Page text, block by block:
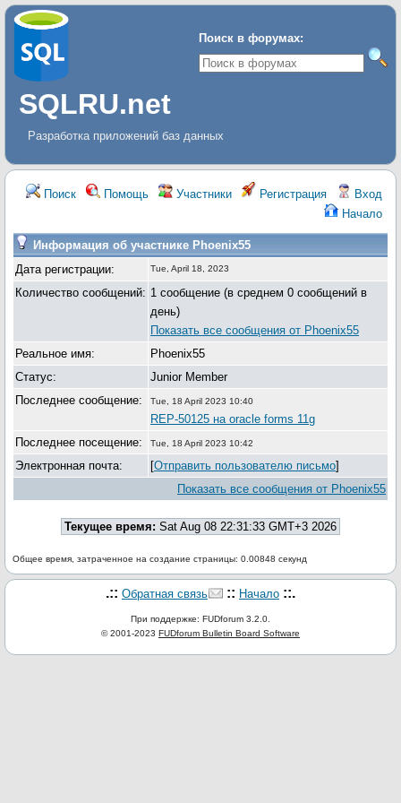
Поиск в форумах:
SQLRU.net
Разработка приложений баз данных
Поиск Помощь Участники Регистрация
Вход
Начало
Информация об участнике Phoenix55
Дата регистрации:
Tue, April 18, 2023
Количество сообщений: 1 сообщение (в среднем 0 сообщений в
день)
Показать все сообщения от Phoenix55
Реальное имя:
Phoenix55
Статус:
Junior Member
Последнее сообщение:
Tue, 18 April 2023 10:40
REP-50125 на oracle forms 11g
Последнее посещение:
Tue, 18 April 2023 10:42
Электронная почта: [Отправить пользователю письмо]
Показать все сообщения от Phoenix55
Текущее время: Sat Aug 08 22:31:33 GMT+3 2026
Общее время, затраченное на создание страницы: 0.00848 секунд
.:: Обратная связь :: Начало ::.
При поддержке: FUDforum 3.2.0.
© 2001-2023 FUDforum Bulletin Board Software